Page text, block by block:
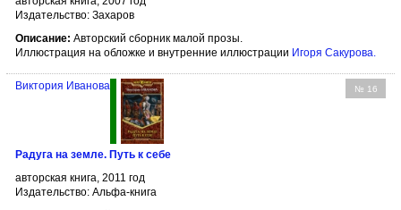
Издательство: Захаров
Описание: Авторский сборник малой прозы.
Иллюстрация на обложке и внутренние иллюстрации Игоря Сакурова
№ 16
Виктория Иванова
Радуга на земле. Путь к себе
авторская книга, 2011 год
Издательство: Альфа-книга